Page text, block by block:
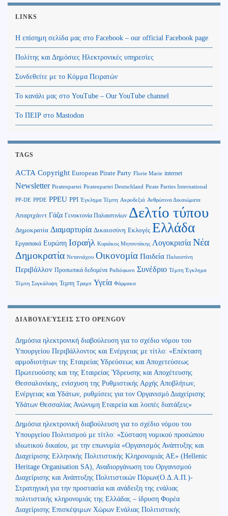
LINKS
Η επίσημη σελίδα μας στο Facebook – our official Facebook page
Πολίτης και Δημόσιες Ηλεκτρονικές υπηρεσίες
Συνδεθείτε με το Κόμμα Πειρατών
Το κανάλι μας στο YouTube – Our YouTube channel
Το ΠΕΙΡ στο Mastodon
TAGS
ACTA Copyright European Pirate Party Florie Marie internet
Newsletter Piratenpartei Piratenpartei Deutschland Pirate Parties International
PP-DE PPDE PPEU PPI Έγκλημα Τέμπη Ακροδεξιά Ανθρώπινα Δικαιώματα
Απαρτχάιντ Γάζα Γενοκτονία Παλαιστινίων Δελτίο τύπου
Δημοκρατία Διαμαρτυρία Δικαιοσύνη Εκλογές Ελλάδα
Εργασιακά Ευρώπη Ισραήλ Κυριάκος Μητσοτάκης Λογοκρισία Νέα
Δημοκρατία Νετανιάχου Οικονομία Παιδεία Παλαιστίνη
Περιβάλλον Προσωπικά δεδομένα Ραδιόφωνο Συνέδριο Τέμπη Έγκλημα
Τέμπη Συγκάλυψη Τεμπη Τραμπ Υγεία Φάρμακα
ΔΙΑΒΟΥΛΕΎΣΕΙΣ ΣΤΟ OPENGOV
Δημόσια ηλεκτρονική διαβούλευση για το σχέδιο νόμου του
Υπουργείου Περιβάλλοντος και Ενέργειας με τίτλο: «Επέκταση
αρμοδιοτήτων της Εταιρείας Υδρεύσεως και Αποχετεύσεως
Πρωτευούσης και της Εταιρείας Ύδρευσης και Αποχέτευσης
Θεσσαλονίκης, ενίσχυση της Ρυθμιστικής Αρχής Αποβλήτων,
Ενέργειας και Υδάτων, ρυθμίσεις για τον Οργανισμό Διαχείρισης
Υδάτων Θεσσαλίας Ανώνυμη Εταιρεία και λοιπές διατάξεις»
Δημόσια ηλεκτρονική διαβούλευση για το σχέδιο νόμου του
Υπουργείου Πολιτισμού με τίτλο: «Σύσταση νομικού προσώπου
ιδιωτικού δικαίου, με την επωνυμία «Οργανισμός Ανάπτυξης και
Διαχείρισης Ελληνικής Πολιτιστικής Κληρονομιάς ΑΕ» (Hellenic
Heritage Organisation SA), Αναδιοργάνωση του Οργανισμού
Διαχείρισης και Ανάπτυξης Πολιτιστικών Πόρων(Ο.Δ.Α.Π.)-
Στρατηγική για την προστασία και ανάδειξη της ενάλιας
πολιτιστικής κληρονομιάς της Ελλάδας – ίδρυση Φορέα
Διαχείρισης Επισκέψιμων Χώρων Ενάλιας Πολιτιστικής